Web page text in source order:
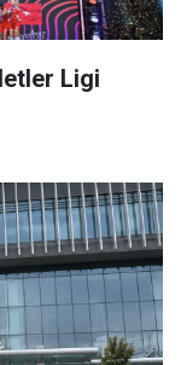
Ligi